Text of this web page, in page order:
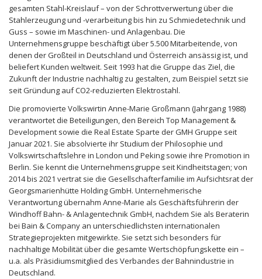
gesamten Stahl-Kreislauf – von der Schrottverwertung über die
Stahlerzeugung und -verarbeitung bis hin zu Schmiedetechnik und
Guss – sowie im Maschinen- und Anlagenbau. Die
Unternehmensgruppe beschäftigt über 5.500 Mitarbeitende, von
denen der Großteil in Deutschland und Österreich ansässig ist, und
beliefert Kunden weltweit. Seit 1993 hat die Gruppe das Ziel, die
Zukunft der Industrie nachhaltig zu gestalten, zum Beispiel setzt sie
seit Gründung auf CO2-reduzierten Elektrostahl.
Die promovierte Volkswirtin Anne-Marie Großmann (Jahrgang 1988)
verantwortet die Beteiligungen, den Bereich Top Management &
Development sowie die Real Estate Sparte der GMH Gruppe seit
Januar 2021. Sie absolvierte ihr Studium der Philosophie und
Volkswirtschaftslehre in London und Peking sowie ihre Promotion in
Berlin. Sie kennt die Unternehmensgruppe seit Kindheitstagen; von
2014 bis 2021 vertrat sie die Gesellschafterfamilie im Aufsichtsrat der
Georgsmarienhütte Holding GmbH. Unternehmerische
Verantwortung übernahm Anne-Marie als Geschäftsführerin der
Windhoff Bahn- & Anlagentechnik GmbH, nachdem Sie als Beraterin
bei Bain & Company an unterschiedlichsten internationalen
Strategieprojekten mitgewirkte. Sie setzt sich besonders für
nachhaltige Mobilität über die gesamte Wertschöpfungskette ein –
u.a. als Präsidiumsmitglied des Verbandes der Bahnindustrie in
Deutschland.